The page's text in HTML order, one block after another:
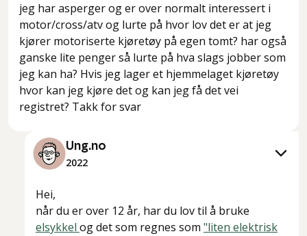
jeg har asperger og er over normalt interessert i
motor/cross/atv og lurte på hvor lov det er at jeg
kjører motoriserte kjøretøy på egen tomt? har også
ganske lite penger så lurte på hva slags jobber som
jeg kan ha? Hvis jeg lager et hjemmelaget kjøretøy
hvor kan jeg kjøre det og kan jeg få det vei
registret? Takk for svar
Ung.no
2022
Hei,
når du er over 12 år, har du lov til å bruke
elsykkel og det som regnes som "liten elektrisk